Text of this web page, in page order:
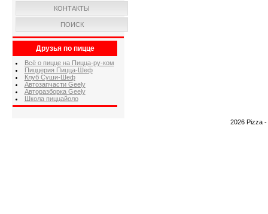
КОНТАКТЫ
ПОИСК
Друзья по пицце
Всё о пицце на Пицца-ру-ком
Пиццерия Пицца-Шеф
Клуб Суши-Шеф
Автозапчасти Geely
Авторазборка Geely
Школа пиццайоло
2026 Pizza